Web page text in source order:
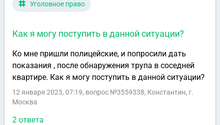
Уголовное право
Как я могу поступить в данной ситуации?
Ко мне пришли полицейские, и попросили дать
показания , после обнаружения трупа в соседней
квартире. Как я могу поступить в данной ситуации?
12 января 2023, 07:19, вопрос №3559338, Константин, г.
Москва
2 ответа